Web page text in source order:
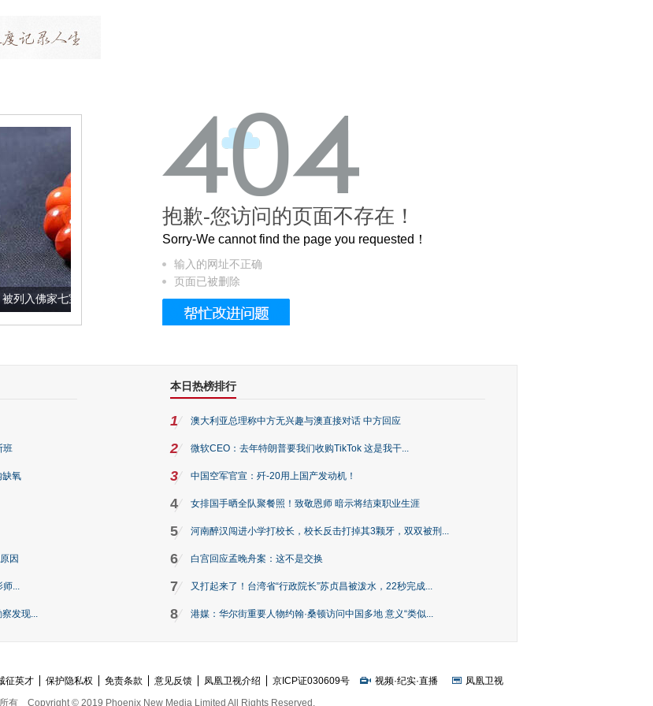
它到底有多美？ 这个3.2米的长卷，还原了600岁的紫禁城
抱歉-您访问的页面不存在！
Sorry-We cannot find the page you requested！
输入的网址不正确
页面已被删除
班
缺氧
因
师...
发现...
本日热榜排行
1 澳大利亚总理称中方无兴趣与澳直接对话 中方回应
2 微软CEO：去年特朗普要我们收购TikTok 这是我干...
3 中国空军官宣：歼-20用上国产发动机！
4 女排国手晒全队聚餐照！致敬恩师 暗示将结束职业生涯
5 河南醉汉闯进小学打校长，校长反击打掉其3颗牙，双双被刑...
6 白宫回应孟晚舟案：这不是交换
7 又打起来了！台湾省“行政院长”苏贞昌被泼水，22秒完成...
8 港媒：华尔街重要人物约翰·桑顿访问中国多地 意义“类似...
征英才 保护隐私权 免责条款 意见反馈 凤凰卫视介绍 京ICP证030609号 视频·纪实·直播
凤凰卫视
有 Copyright © 2019 Phoenix New Media Limited All Rights Reserved.